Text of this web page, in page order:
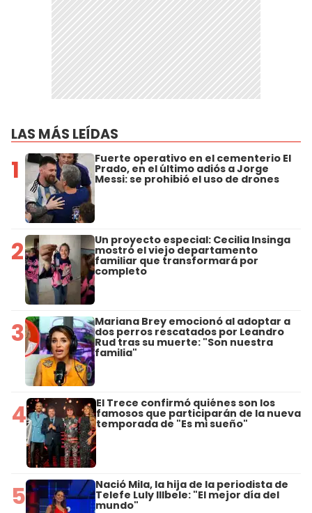
LAS MÁS LEÍDAS
1 Fuerte operativo en el cementerio El
Prado, en el último adiós a Jorge
Messi: se prohibió el uso de drones
2 Un proyecto especial: Cecilia Insinga
mostró el viejo departamento
familiar que transformará por
completo
3 Mariana Brey emocionó al adoptar a
dos perros rescatados por Leandro
Rud tras su muerte: "Son nuestra
familia"
4 El Trece confirmó quiénes son los
famosos que participarán de la nueva
temporada de "Es mi sueño"
5 Nació Mila, la hija de la periodista de
Telefe Luly Illbele: "El mejor día del
mundo"